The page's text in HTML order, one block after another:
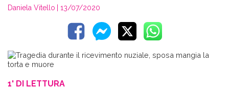
Daniela Vitello | 13/07/2020
1' DI LETTURA